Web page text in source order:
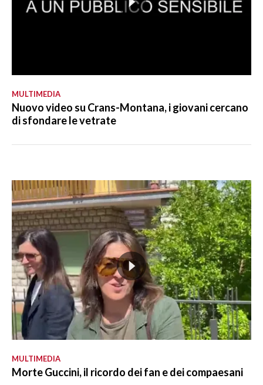
MULTIMEDIA
Nuovo video su Crans-Montana, i giovani cercano
di sfondare le vetrate
MULTIMEDIA
Morte Guccini, il ricordo dei fan e dei compaesani